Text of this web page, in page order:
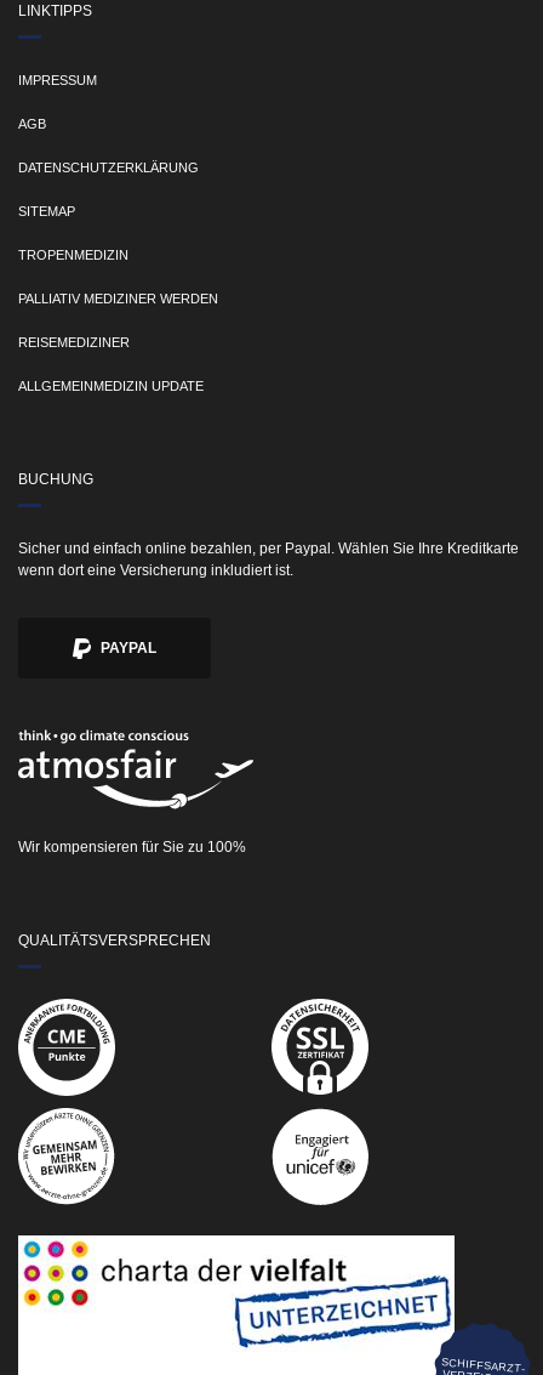
SCHIFFSARZT-
LINKTIPPS
IMPRESSUM
AGB
DATENSCHUTZERKLÄRUNG
SITEMAP
TROPENMEDIZIN
PALLIATIV MEDIZINER WERDEN
REISEMEDIZINER
ALLGEMEINMEDIZIN UPDATE
BUCHUNG
Sicher und einfach online bezahlen, per Paypal. Wählen Sie Ihre Kreditkarte
wenn dort eine Versicherung inkludiert ist.
PAYPAL
Wir kompensieren für Sie zu 100%
QUALITÄTSVERSPRECHEN